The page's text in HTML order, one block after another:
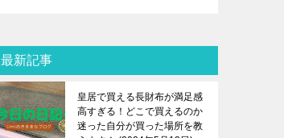
最新記事
皇居で買える長財布が満足感
高すぎる！どこで買えるのか
迷った自分が買った場所を教